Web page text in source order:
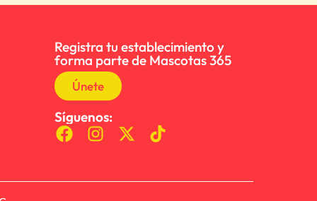
Registra tu establecimiento y
forma parte de Mascotas 365
Únete
Síguenos: